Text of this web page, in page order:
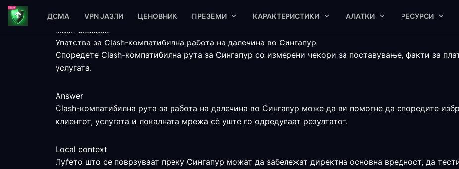
ДОМА VPN ЈАЗЛИ ЦЕНОВНИК ПРЕЗЕМИ КАРАКТЕРИСТИКИ АЛАТКИ РЕСУРСИ
clash-usecase
Упатства за Clash-компатибилна работа на далечина во Сингапур
Споредете Clash-компатибилна рута за Сингапур со измерени чекори за поставување, факти за
услугата.
Answer
Clash-компатибилна рута за работа на далечина во Сингапур може да ви помогне да споредите
клиентот, услугата и локалната мрежа сè уште го одредуваат резултатот.
Local context
Луѓето што се поврзуваат преку Сингапур можат да забележат директна основна вредност, да